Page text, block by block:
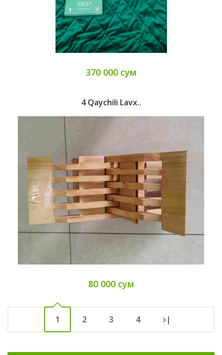
370 000 сум
4 Qaychili Lavx..
80 000 сум
1 2 3 4 |